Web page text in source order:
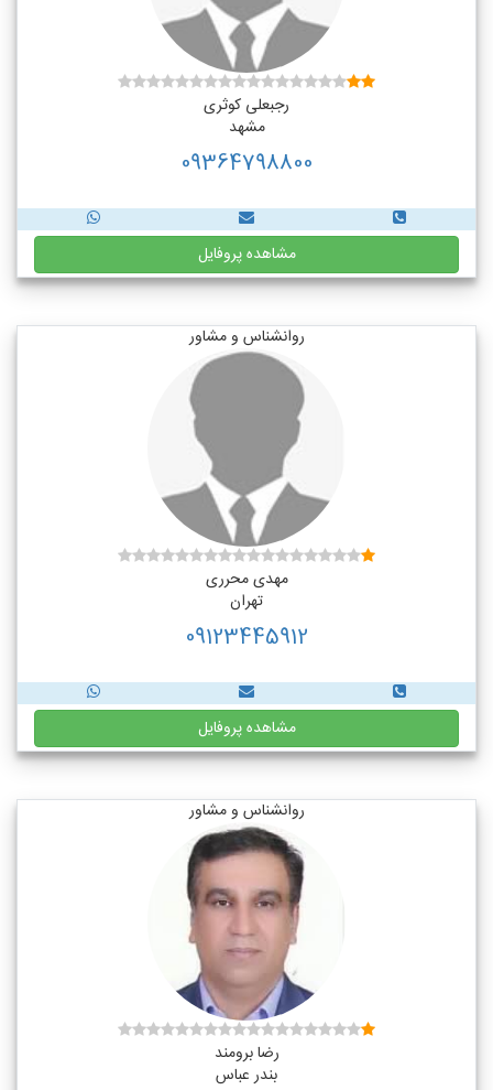
رجبعلی کوثری
مشهد
09364798800
مشاهده پروفایل
روانشناس و مشاور
مهدی محرری
تهران
09123445912
مشاهده پروفایل
روانشناس و مشاور
رضا برومند
بندر عباس